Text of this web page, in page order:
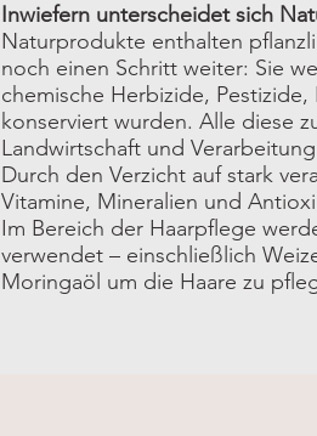
Inwiefern unterscheidet sich
Naturprodukte enthalten
noch einen Schritt weiter: Sie
chemische Herbizide,
konserviert wurden. Alle diese
Landwirtschaft und
Durch den Verzicht auf stark
Vitamine, Mineralien und
Im Bereich der Haarpflege
verwendet – einschließlich
Moringaöl um die Haare zu